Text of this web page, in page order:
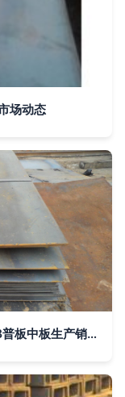
场动态
安康地区45#热轧钢板与Q235/Q345B普板中板生产销售现状分析